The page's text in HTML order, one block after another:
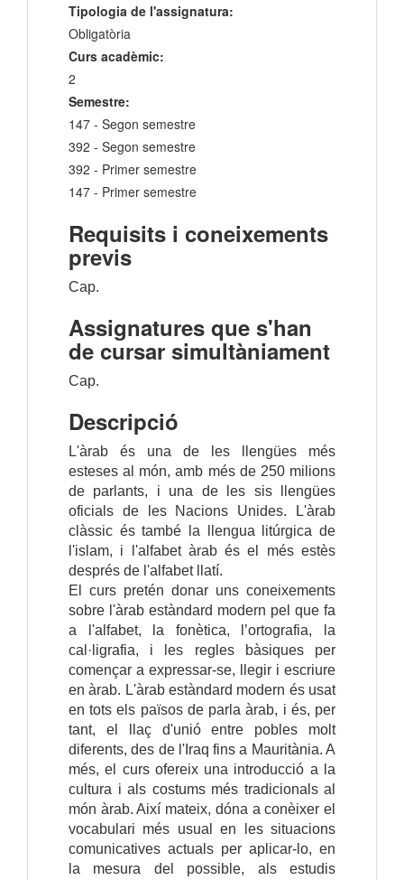
Tipologia de l'assignatura:
Obligatòria
Curs acadèmic:
2
Semestre:
147 - Segon semestre
392 - Segon semestre
392 - Primer semestre
147 - Primer semestre
Requisits i coneixements
previs
Cap.
Assignatures que s'han
de cursar simultàniament
Cap.
Descripció
L'àrab és una de les llengües més
esteses al món, amb més de 250 milions
de parlants, i una de les sis llengües
oficials de les Nacions Unides. L'àrab
clàssic és també la llengua litúrgica de
l'islam, i l'alfabet àrab és el més estès
després de l'alfabet llatí.
El curs pretén donar uns coneixements
sobre l'àrab estàndard modern pel que fa
a l'alfabet, la fonètica, l’ortografia, la
cal·ligrafia, i les regles bàsiques per
començar a expressar-se, llegir i escriure
en àrab. L'àrab estàndard modern és usat
en tots els països de parla àrab, i és, per
tant, el llaç d'unió entre pobles molt
diferents, des de l'Iraq fins a Mauritània. A
més, el curs ofereix una introducció a la
cultura i als costums més tradicionals al
món àrab. Així mateix, dóna a conèixer el
vocabulari més usual en les situacions
comunicatives actuals per aplicar-lo, en
la mesura del possible, als estudis